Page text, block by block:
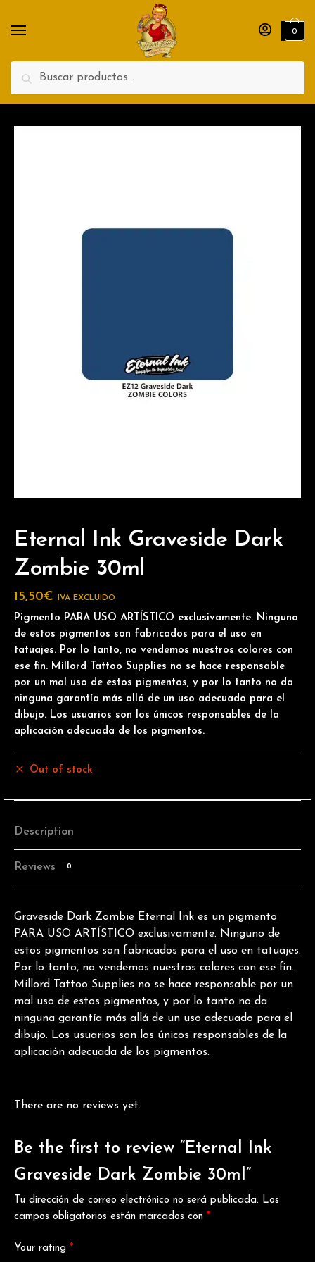
Search
0
Eternal Ink Graveside Dark
Zombie 30ml
15,50€ IVA EXCLUIDO
Pigmento PARA USO ARTÍSTICO exclusivamente. Ninguno
de estos pigmentos son fabricados para el uso en
tatuajes. Por lo tanto, no vendemos nuestros colores con
ese fin. Millord Tattoo Supplies no se hace responsable
por un mal uso de estos pigmentos, y por lo tanto no da
ninguna garantía más allá de un uso adecuado para el
dibujo. Los usuarios son los únicos responsables de la
aplicación adecuada de los pigmentos.
Out of stock
Apellidos
Enviar
Description
Reviews 0
Graveside Dark Zombie Eternal Ink es un pigmento
PARA USO ARTÍSTICO exclusivamente. Ninguno de
estos pigmentos son fabricados para el uso en tatuajes.
Por lo tanto, no vendemos nuestros colores con ese fin.
Millord Tattoo Supplies no se hace responsable por un
mal uso de estos pigmentos, y por lo tanto no da
ninguna garantía más allá de un uso adecuado para el
dibujo. Los usuarios son los únicos responsables de la
aplicación adecuada de los pigmentos.
There are no reviews yet.
Be the first to review “Eternal Ink
Graveside Dark Zombie 30ml”
Tu dirección de correo electrónico no será publicada. Los
campos obligatorios están marcados con *
Your rating *